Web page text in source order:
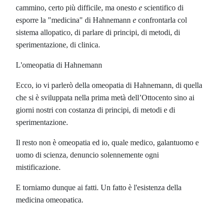
cammino, certo più difficile, ma onesto e scientifico di
esporre la "medicina" di Hahnemann e confrontarla col
sistema allopatico, di parlare di principi, di metodi, di
sperimentazione, di clinica.
L'omeopatia di Hahnemann
Ecco, io vi parlerò della omeopatia di Hahnemann, di quella
che si è sviluppata nella prima metà dell’Ottocento sino ai
giorni nostri con costanza di principi, di metodi e di
sperimentazione.
Il resto non è omeopatia ed io, quale medico, galantuomo e
uomo di scienza, denuncio solennemente ogni
mistificazione.
E torniamo dunque ai fatti. Un fatto è l'esistenza della
medicina omeopatica.